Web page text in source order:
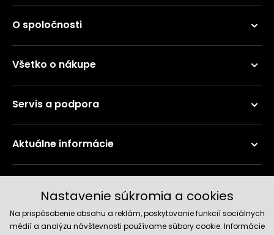
O spoločnosti
Všetko o nákupe
Servis a podpora
Aktuálne informácie
Nastavenie súkromia a cookies
Na prispôsobenie obsahu a reklám, poskytovanie funkcií sociálnych
médií a analýzu návštevnosti používame súbory cookie. Informácie